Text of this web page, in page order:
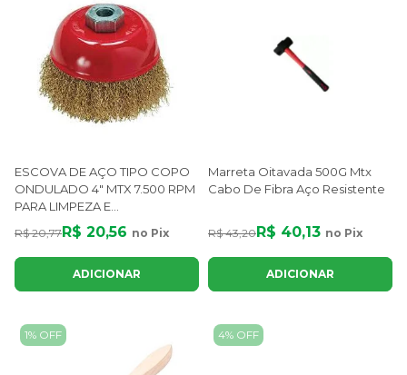
ESCOVA DE AÇO TIPO COPO
ONDULADO 4" MTX 7.500 RPM
PARA LIMPEZA E
REBARBAÇÃO
R$ 20,77R$ 20,56 no Pix
ADICIONAR
Marreta Oitavada 500G Mtx
Cabo De Fibra Aço Resistente
R$ 43,20R$ 40,13 no Pix
ADICIONAR
1% OFF 4% OFF